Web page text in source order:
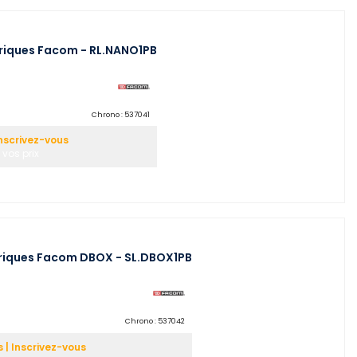
Facom - RL.NANO1PB
Chrono : 537041
vous
Facom DBOX - SL.DBOX1PB
Chrono : 537042
| Inscrivez-vous